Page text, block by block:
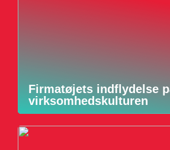
Firmatøjets indflydelse
virksomhedskulturen